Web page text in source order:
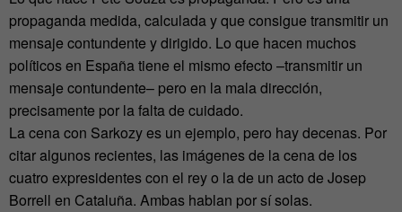
propaganda medida, calculada y que consigue transmitir un
mensaje contundente y dirigido. Lo que hacen muchos
políticos en España tiene el mismo efecto –transmitir un
mensaje contundente– pero en la mala dirección,
precisamente por la falta de cuidado.
La cena con Sarkozy es un ejemplo, pero hay decenas. Por
citar algunos recientes, las imágenes de la cena de los
cuatro expresidentes con el rey o la de un acto de Josep
Borrell en Cataluña. Ambas hablan por sí solas.